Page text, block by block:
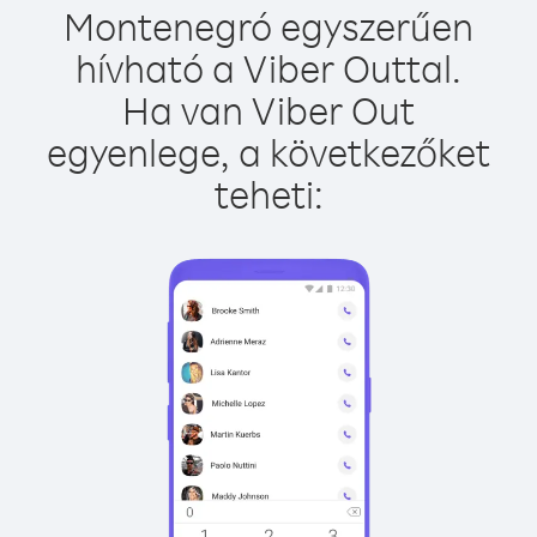
Montenegró egyszerűen
hívható a Viber Outtal.
Ha van Viber Out
egyenlege, a következőket
teheti: